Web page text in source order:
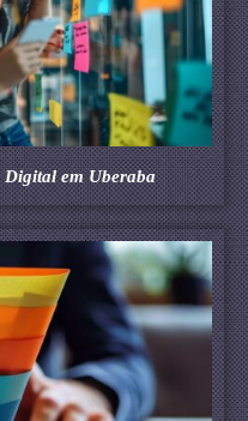
em Uberaba